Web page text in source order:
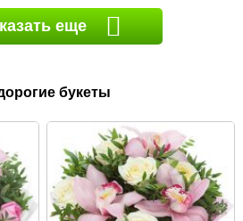
еще
букеты